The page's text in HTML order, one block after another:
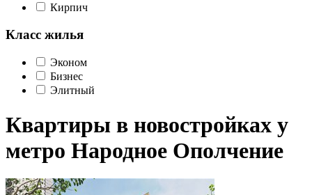
Кирпич
Класс жилья
Эконом
Бизнес
Элитный
Квартиры в новостройках у
метро Народное Ополчение